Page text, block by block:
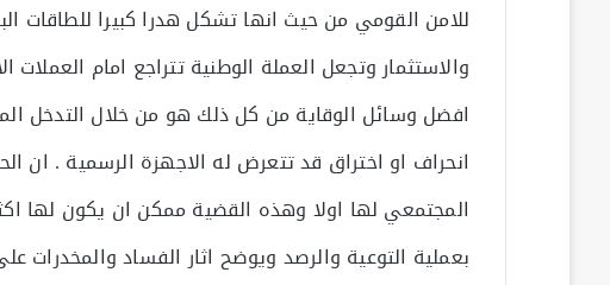
للامن القومي من حيث انها تشكل هدرا كبيرا للطاقات
والاستثمار وتجعل العملة الوطنية تتراجع امام العملات
افضل وسائل الوقاية من كل ذلك هو من خلال التدخل
انحراف او اختراق قد تتعرض له الاجهزة الرسمية . ان
المجتمعي لها اولا وهذه القضية ممكن ان يكون لها
بعملية التوعية والرصد ويوضح اثار الفساد